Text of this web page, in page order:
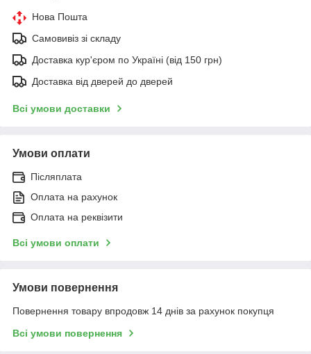
Нова Пошта
Самовивіз зі складу
Доставка кур'єром по Україні (від 150 грн)
Доставка від дверей до дверей
Всі умови доставки
Умови оплати
Післяплата
Оплата на рахунок
Оплата на реквізити
Всі умови оплати
Умови повернення
Повернення товару впродовж 14 днів за рахунок покупця
Всі умови повернення